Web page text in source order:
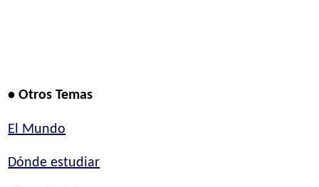
• Otros Temas
El Mundo
Dónde estudiar